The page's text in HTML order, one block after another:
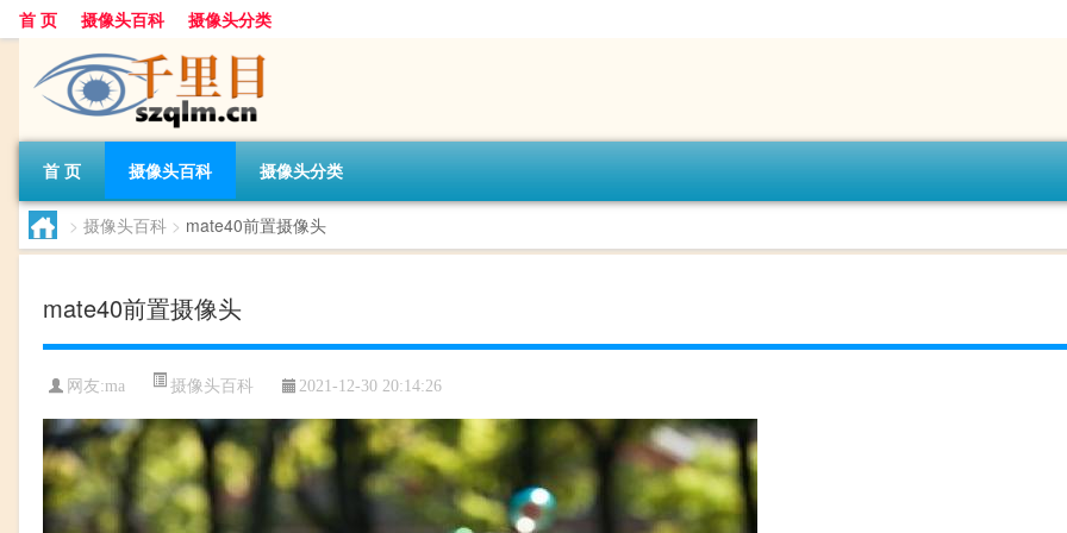
首 页 摄像头百科 摄像头分类
首 页 摄像头百科 摄像头分类
> 摄像头百科 > mate40前置摄像头
mate40前置摄像头
网友:ma 摄像头百科 2021-12-30 20:14:26